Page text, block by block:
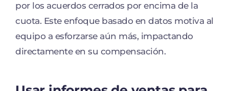
por los acuerdos cerrados por encima de la
cuota. Este enfoque basado en datos motiva al
equipo a esforzarse aún más, impactando
directamente en su compensación.